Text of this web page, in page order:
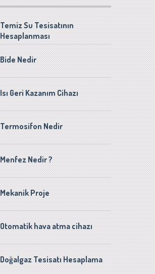
Temiz Su Tesisatının
Hesaplanması
Bide Nedir
Isı Geri Kazanım Cihazı
Termosifon Nedir
Menfez Nedir ?
Mekanik Proje
Otomatik hava atma cihazı
Doğalgaz Tesisatı Hesaplama